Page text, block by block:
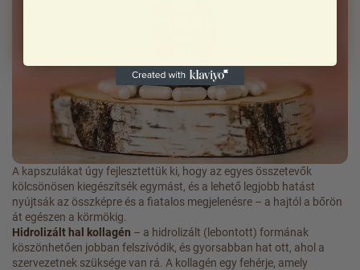
A kapszulákat úgy fejlesztettük ki, hogy az egyes összetevők
kölcsönösen kiegészítsék egymást, és a lehető legjobb hatást
nyújtsák az összképre és a fiatalos megjelenésre – a hajtól a bőrön
át egészen a körmökig.
Hidrolizált hal kollagén – a hidrolizált (lebontott) formának
köszönhetően jobban felszívódik, és gyorsabban hat ott, ahol a
szervezetnek szüksége van rá. A kollagén egy fehérje, amely